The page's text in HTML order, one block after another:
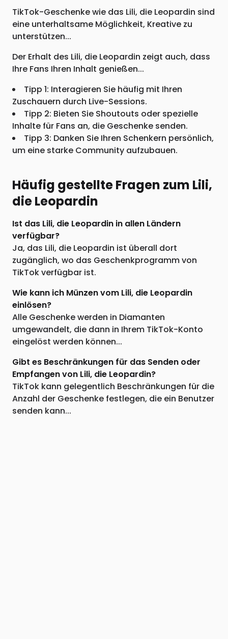
TikTok-Geschenke wie das Lili, die Leopardin sind
eine unterhaltsame Möglichkeit, Kreative zu
unterstützen...
Der Erhalt des Lili, die Leopardin zeigt auch, dass
Ihre Fans Ihren Inhalt genießen...
Tipp 1: Interagieren Sie häufig mit Ihren
Zuschauern durch Live-Sessions.
Tipp 2: Bieten Sie Shoutouts oder spezielle
Inhalte für Fans an, die Geschenke senden.
Tipp 3: Danken Sie Ihren Schenkern persönlich,
um eine starke Community aufzubauen.
Häufig gestellte Fragen zum Lili,
die Leopardin
Ist das Lili, die Leopardin in allen Ländern
verfügbar?
Ja, das Lili, die Leopardin ist überall dort
zugänglich, wo das Geschenkprogramm von
TikTok verfügbar ist.
Wie kann ich Münzen vom Lili, die Leopardin
einlösen?
Alle Geschenke werden in Diamanten
umgewandelt, die dann in Ihrem TikTok-Konto
eingelöst werden können...
Gibt es Beschränkungen für das Senden oder
Empfangen von Lili, die Leopardin?
TikTok kann gelegentlich Beschränkungen für die
Anzahl der Geschenke festlegen, die ein Benutzer
senden kann...